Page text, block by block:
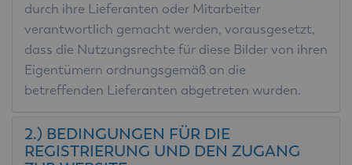
durch ihre Lieferanten oder Mitarbeiter
verantwortlich gemacht werden, vorausgesetzt,
dass die Nutzungsrechte für diese Bilder von ihren
Eigentümern ordnungsgemäß an die
betreffenden Lieferanten abgetreten wurden.
2.) BEDINGUNGEN FÜR DIE
REGISTRIERUNG UND DEN ZUGANG